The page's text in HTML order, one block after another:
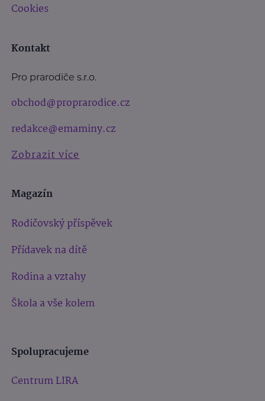
Cookies
Kontakt
Pro prarodiče s.r.o.
obchod@proprarodice.cz
redakce@emaminy.cz
Zobrazit více
Magazín
Rodičovský příspěvek
Přídavek na dítě
Rodina a vztahy
Škola a vše kolem
Spolupracujeme
Centrum LIRA